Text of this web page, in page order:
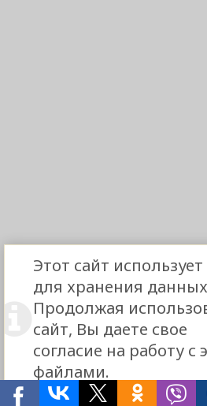
Этот сайт
для хранения
Продолжая
сайт, Вы даете свое
согласие на работу с
файлами.